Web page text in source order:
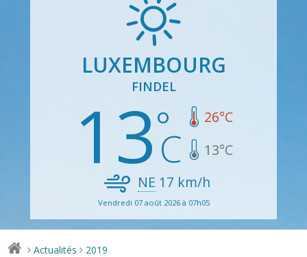
LUXEMBOURG
FINDEL
13 26°C
13°C
NE 17 km/h
Vendredi 07 août 2026 à 07h05
> Actualités > 2019